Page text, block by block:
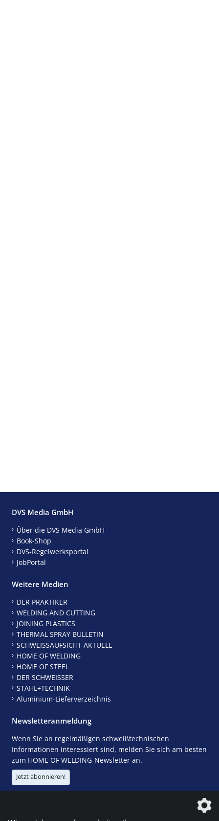
DVS Media GmbH
Über die DVS Media GmbH
Book-Shop
DVS-Regelwerksportal
JobPortal
Weitere Medien
DER PRAKTIKER
WELDING AND CUTTING
JOINING PLASTICS
THERMAL SPRAY BULLETIN
SCHWEISSAUFSICHT AKTUELL
HOME OF WELDING
HOME OF STEEL
DER SCHWEISSER
STAHL+TECHNIK
Aluminium-Lieferverzeichnis
Newsletteranmeldung
Wenn Sie an regelmäßigen schweißtechnischen
Informationen interessiert sind, melden Sie sich am besten
zum HOME OF WELDING-Newsletter an.
Jetzt abonnieren!